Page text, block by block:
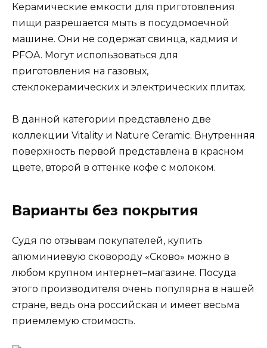
Керамические емкости для приготовления
пищи разрешается мыть в посудомоечной
машине. Они не содержат свинца, кадмия и
PFOA. Могут использоваться для
приготовления на газовых,
стеклокерамических и электрических плитах.
В данной категории представлено две
коллекции Vitality и Nature Ceramic. Внутренняя
поверхность первой представлена в красном
цвете, второй в оттенке кофе с молоком.
Варианты без покрытия
Судя по отзывам покупателей, купить
алюминиевую сковороду «Сково» можно в
любом крупном интернет–магазине. Посуда
этого производителя очень популярна в нашей
стране, ведь она российская и имеет весьма
приемлемую стоимость.